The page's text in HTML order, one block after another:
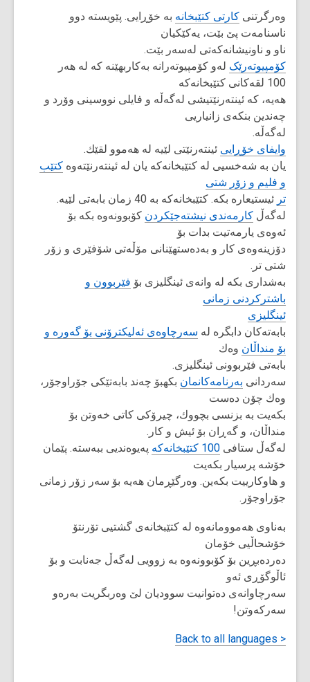
وەرگرتنی کارتی کتێبخانە بە خۆڕایی. پێویستە دوو
ناسنامەت پێ بێت، یەکێکیان
ناو و ناونیشانەكەتی لەسەر بێت.
کۆمپیوتەرێک لەو کۆمپیوتەرانە بەکاربهێنە کە لە هەر
100 لقەکانی کتێبخانەکە
هەیە، کە ئینتەرنێتیشی لەگەڵە و فایلی نووسینی وۆرد و
چەندین بنکەی زانیاریی
لەگەڵە.
وایفای خۆڕایی ئینتەرنێتی لێیە لە هەموو لقێك.
یان بە شەخسیی لە کتێبخانەکە یان لە ئینتەرنێتەوە کتێب
و فلیم و زۆر شتی
تر ئیستیعارە بكە. کتێبخانەکە بە 40 زمان بابەتی لێیە.
لەگەڵ کارمەندی نیشتەجێکردن کۆبوونەوە بکە بۆ
ئەوەی یارمەتیت بدات بۆ
دۆزینەوەی کار و بەدەستهێنانی مۆڵەتی شۆفێری و زۆر
شتی تر.
بەشداری بکە لە وانەی ئینگلیزی بۆ فێربوون و
باشترکردنی زمانی
ئینگلیزی
بابەتەكان دابگرە لە سەرچاوەی ئەلیکترۆنی بۆ گەورە و
بۆ منداڵان وەك
بابەتی فێربوونی ئینگلیزی.
سەردانی بەرنامەکانمان بکهبۆ چەند بابەتێکی جۆراوجۆر،
وەك چۆن دەست
بکەیت بە بزنسی بچووك، چیرۆکی کاتی خەوتن بۆ
منداڵان، و گەڕان بۆ ئیش و کار.
لەگەڵ ستافی 100 کتێبخانەکە
پەیوەندیی ببەستە. پێمان
خۆشە پرسیار بکەیت
و هاوکارییت بكەین. وەرگێڕمان هەیە بۆ سەر زۆر زمانی
جۆراوجۆر.
بەناوی هەموومانەوە لە کتێبخانەی گشتیی تۆرنتۆ
خۆشحاڵیی خۆمان
دەردەبڕین بۆ کۆبوونەوە به زوویی لەگەڵ جەنابت و بۆ
ئاڵوگۆڕی ئەو
سەرچاوانەی دەتوانیت سوودیان لێ وەربگریت بەرەو
سەرکەوتن!
< Back to all languages